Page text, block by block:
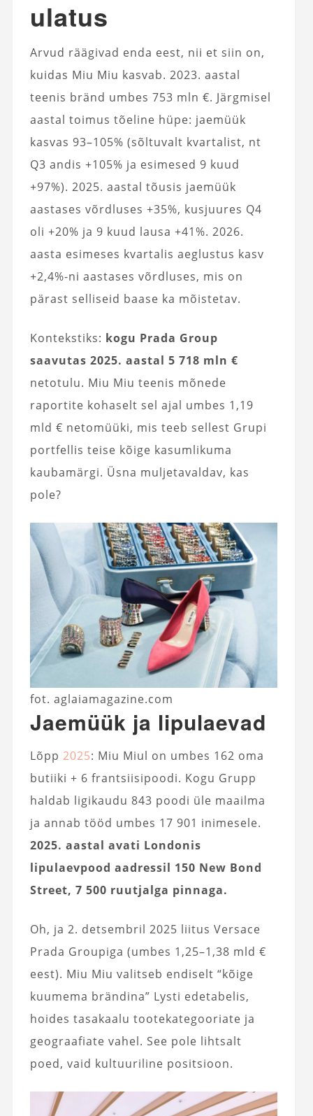
ulatus
Arvud räägivad enda eest, nii et siin on,
kuidas Miu Miu kasvab. 2023. aastal
teenis bränd umbes 753 mln €. Järgmisel
aastal toimus tõeline hüpe: jaemüük
kasvas 93–105% (sõltuvalt kvartalist, nt
Q3 andis +105% ja esimesed 9 kuud
+97%). 2025. aastal tõusis jaemüük
aastases võrdluses +35%, kusjuures Q4
oli +20% ja 9 kuud lausa +41%. 2026.
aasta esimeses kvartalis aeglustus kasv
+2,4%-ni aastases võrdluses, mis on
pärast selliseid baase ka mõistetav.
Kontekstiks: kogu Prada Group
saavutas 2025. aastal 5 718 mln €
netotulu. Miu Miu teenis mõnede
raportite kohaselt sel ajal umbes 1,19
mld € netomüüki, mis teeb sellest Grupi
portfellis teise kõige kasumlikuma
kaubamärgi. Üsna muljetavaldav, kas
pole?
fot. aglaiamagazine.com
Jaemüük ja lipulaevad
Lõpp 2025: Miu Miul on umbes 162 oma
butiiki + 6 frantsiisipoodi. Kogu Grupp
haldab ligikaudu 843 poodi üle maailma
ja annab tööd umbes 17 901 inimesele.
2025. aastal avati Londonis
lipulaevpood aadressil 150 New Bond
Street, 7 500 ruutjalga pinnaga.
Oh, ja 2. detsembril 2025 liitus Versace
Prada Groupiga (umbes 1,25–1,38 mld €
eest). Miu Miu valitseb endiselt “kõige
kuumema brändina” Lysti edetabelis,
hoides tasakaalu tootekategooriate ja
geograafiate vahel. See pole lihtsalt
poed, vaid kultuuriline positsioon.